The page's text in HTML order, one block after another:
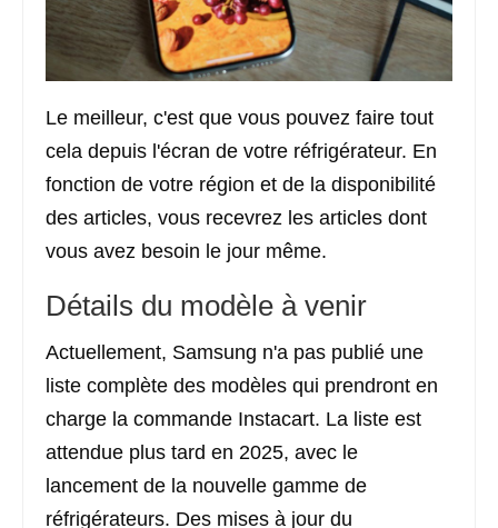
Le meilleur, c'est que vous pouvez faire tout
cela depuis l'écran de votre réfrigérateur. En
fonction de votre région et de la disponibilité
des articles, vous recevrez les articles dont
vous avez besoin le jour même.
Détails du modèle à venir
Actuellement, Samsung n'a pas publié une
liste complète des modèles qui prendront en
charge la commande Instacart. La liste est
attendue plus tard en 2025, avec le
lancement de la nouvelle gamme de
réfrigérateurs. Des mises à jour du